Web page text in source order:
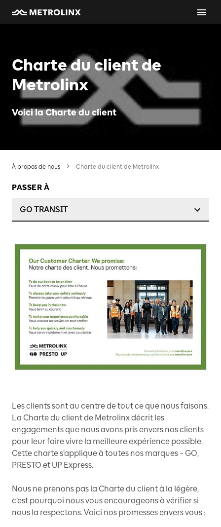
Charte du client de
Metrolinx
Voici la Charte du client
À propos de nous Charte du client de Metrolinx
PASSER À
GO TRANSIT
Les clients sont au centre de tout ce que nous faisons.
La Charte du client de Metrolinx décrit les
engagements que nous avons pris envers nos clients
pour leur faire vivre la meilleure expérience possible.
Cette charte s’applique à toutes nos marques – GO,
PRESTO et UP Express.
Nous ne prenons pas la Charte du client à la légère,
c’est pourquoi nous vous encourageons à vérifier si
nous la respectons. Voici nos promesses envers vous :